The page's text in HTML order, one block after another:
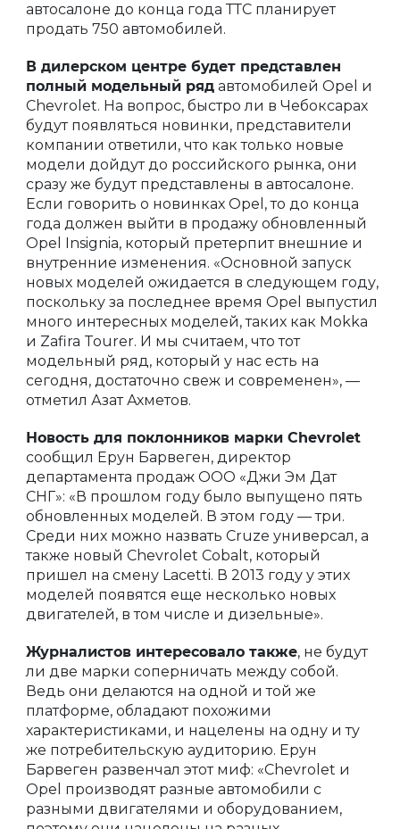
автосалоне до конца года ТТС планирует
продать 750 автомобилей.
В дилерском центре будет представлен
полный модельный ряд автомобилей Opel и
Chevrolet. На вопрос, быстро ли в Чебоксарах
будут появляться новинки, представители
компании ответили, что как только новые
модели дойдут до российского рынка, они
сразу же будут представлены в автосалоне.
Если говорить о новинках Opel, то до конца
года должен выйти в продажу обновленный
Opel Insignia, который претерпит внешние и
внутренние изменения. «Основной запуск
новых моделей ожидается в следующем году,
поскольку за последнее время Opel выпустил
много интересных моделей, таких как Mokka
и Zafira Tourer. И мы считаем, что тот
модельный ряд, который у нас есть на
сегодня, достаточно свеж и современен», —
отметил Азат Ахметов.
Новость для поклонников марки Chevrolet
сообщил Ерун Барвеген, директор
департамента продаж ООО «Джи Эм Дат
СНГ»: «В прошлом году было выпущено пять
обновленных моделей. В этом году — три.
Среди них можно назвать Cruze универсал, а
также новый Chevrolet Cobalt, который
пришел на смену Lacetti. В 2013 году у этих
моделей появятся еще несколько новых
двигателей, в том числе и дизельные».
Журналистов интересовало также, не будут
ли две марки соперничать между собой.
Ведь они делаются на одной и той же
платформе, обладают похожими
характеристиками, и нацелены на одну и ту
же потребительскую аудиторию. Ерун
Барвеген развенчал этот миф: «Chevrolet и
Opel производят разные автомобили с
разными двигателями и оборудованием,